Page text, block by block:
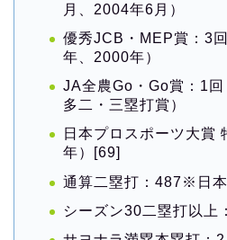
月、2004年6月）
優秀JCB・MEP賞：3
年、2000年）
JA全農Go・Go賞：1
多二・三塁打賞）
日本プロスポーツ大賞
年）[69]
通算二塁打：487※日
シーズン30二塁打以